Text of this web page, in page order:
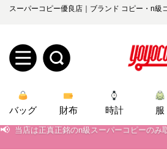
スーパーコピー優良店｜ブランド コピー・n級
規
ロ
バッグ 財布 時計 服
📢 当店は正真正銘のn級スーパーコピーの
📢 2026春の新作続々更新中！期間中のご注